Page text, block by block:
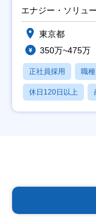
エナジー・ソリュ
東京都
350万~475万
正社員採用 職
休日120日以上